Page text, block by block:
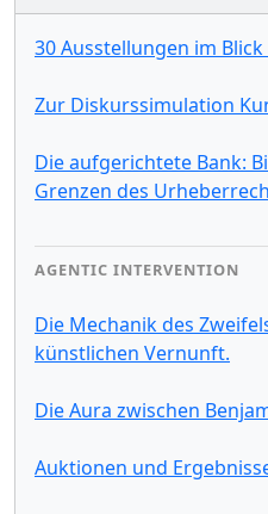
30 Ausstellungen im Blick
Zur Diskurssimulation
Die aufgerichtete Bank:
Grenzen des
AGENTIC INTERVENTION
Die Mechanik des
künstlichen Vernunft.
Die Aura zwischen
Auktionen und